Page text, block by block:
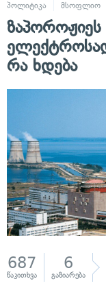
პოლიტიკა
მსოფლიო
რა ხდება
687
წაკითხვა
6
გაზიარება